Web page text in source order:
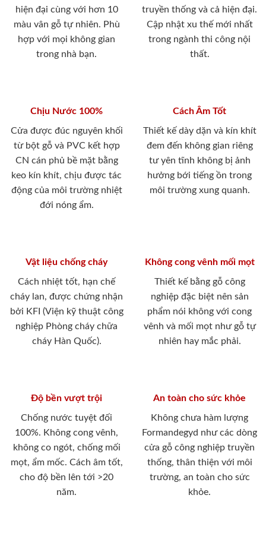
hiện đại cùng với hơn 10
màu vân gỗ tự nhiên. Phù
hợp với mọi không gian
trong nhà bạn.
truyền thống và cả hiện đại.
Cập nhật xu thế mới nhất
trong ngành thi công nội
thất.
Chịu Nước 100%
Cửa được đúc nguyên khối
từ bột gỗ và PVC kết hợp
CN cán phủ bề mặt bằng
keo kín khít, chịu được tác
động của môi trường nhiệt
đới nóng ẩm.
Cách Âm Tốt
Thiết kế dày dặn và kín khít
đem đến không gian riêng
tư yên tĩnh không bị ảnh
hưởng bới tiếng ồn trong
môi trường xung quanh.
Vật liệu chống cháy
Cách nhiệt tốt, hạn chế
cháy lan, được chứng nhận
bởi KFI (Viện kỹ thuật công
nghiệp Phòng cháy chữa
cháy Hàn Quốc).
Không cong vênh mối mọt
Thiết kế bằng gỗ công
nghiệp đặc biệt nên sản
phẩm nói không với cong
vênh và mối mọt như gỗ tự
nhiên hay mắc phải.
Độ bền vượt trội
Chống nước tuyệt đối
100%. Không cong vênh,
không co ngót, chống mối
mọt, ẩm mốc. Cách âm tốt,
cho độ bền lên tới >20
năm.
An toàn cho sức khỏe
Không chưa hàm lượng
Formandegyd như các dòng
cửa gỗ công nghiệp truyền
thống, thân thiện với môi
trường, an toàn cho sức
khỏe.